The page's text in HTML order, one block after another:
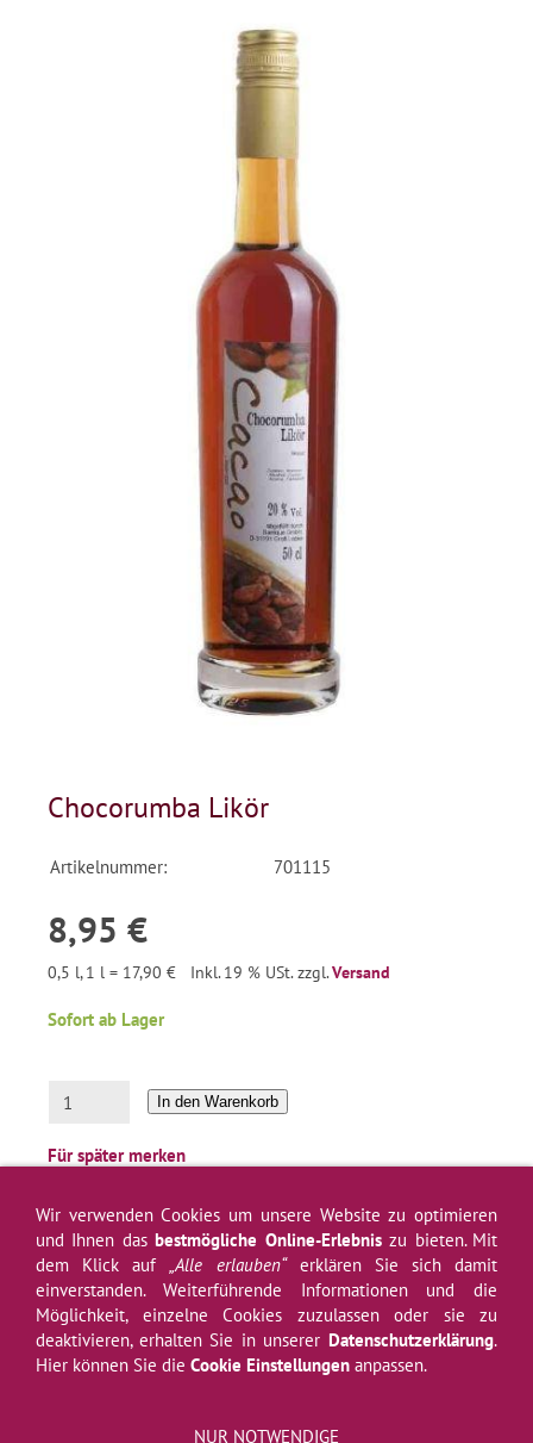
Chocorumba Likör
Artikelnummer: 701115
8,95 €
0,5 l, 1 l = 17,90 € Inkl. 19 % USt. zzgl.Versand
Sofort ab Lager
In den Warenkorb
Für später merken
ImpressumAGBWiderrufsrechtWiderrufsformularDatenschutz
HilfeNewsletterVersandKontaktÜber unsWeinprobeZahlung
Cookies Jugendschutz
Vertrag widerrufen
Wir verwenden Cookies um unsere Website zu optimieren
und Ihnen dasbestmögliche Online-Erlebniszu bieten. Mit
dem Klick auf„Alle erlauben“erklären Sie sich damit
einverstanden. Weiterführende Informationen und die
Möglichkeit, einzelne Cookies zuzulassen oder sie zu
deaktivieren, erhalten Sie in unserer Datenschutzerklärung.
Hier können Sie die Cookie Einstellungen anpassen.
NUR NOTWENDIGE